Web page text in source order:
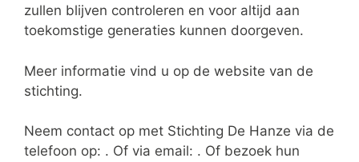
zullen blijven controleren en voor altijd aan
toekomstige generaties kunnen doorgeven.
Meer informatie vind u op de website van de
stichting.
Neem contact op met Stichting De Hanze via de
telefoon op: . Of via email: . Of bezoek hun